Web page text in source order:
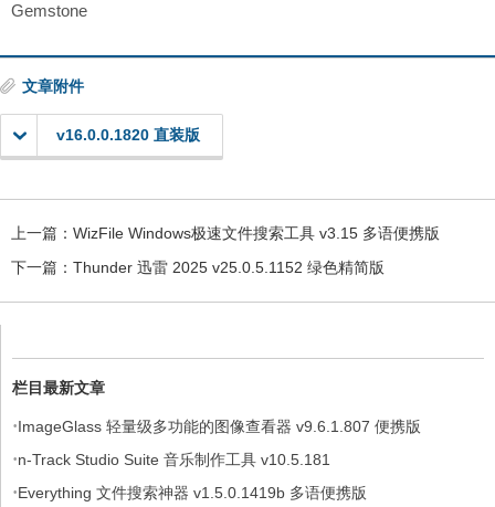
Gemstone
文章附件
v16.0.0.1820 直装版
上一篇： WizFile Windows极速文件搜索工具 v3.15 多语便携版
下一篇： Thunder 迅雷 2025 v25.0.5.1152 绿色精简版
栏目最新文章
·ImageGlass 轻量级多功能的图像查看器 v9.6.1.807 便携版
·n-Track Studio Suite 音乐制作工具 v10.5.181
·Everything 文件搜索神器 v1.5.0.1419b 多语便携版